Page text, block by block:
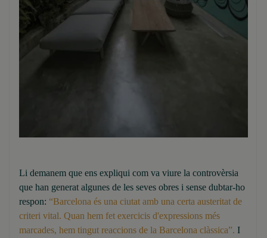
Li demanem que ens expliqui com va viure la controvèrsia
que han generat algunes de les seves obres i sense dubtar-ho
respon: “Barcelona és una ciutat amb una certa austeritat de
criteri vital. Quan hem fet exercicis d'expressions més
marcades, hem tingut reaccions de la Barcelona clàssica”. I